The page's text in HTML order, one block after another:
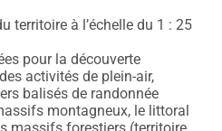
territoire à l’échelle du 1 : 25
pour la découverte
activités de plein-air,
balisés de randonnée
montagneux, le littoral